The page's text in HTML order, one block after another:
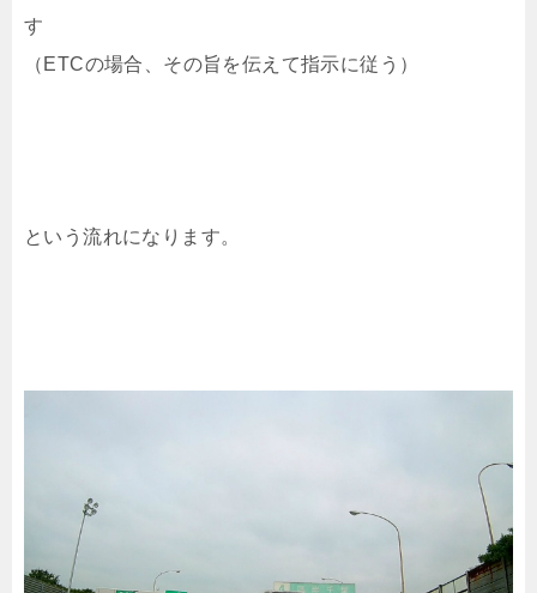
す
（ETCの場合、その旨を伝えて指示に従う）
という流れになります。